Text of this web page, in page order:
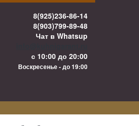
8(925)236-86-14
8(903)799-89-48
Чат в Whatsup
с 10:00 до 20:00
Воскресенье - до 19:00